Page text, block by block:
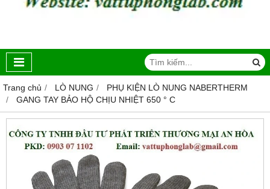
Trang chủ LÒ NUNG
PHỤ KIỆN LÒ NUNG NABERTHERM
GANG TAY BẢO HỘ CHỊU NHIỆT 650 ° C